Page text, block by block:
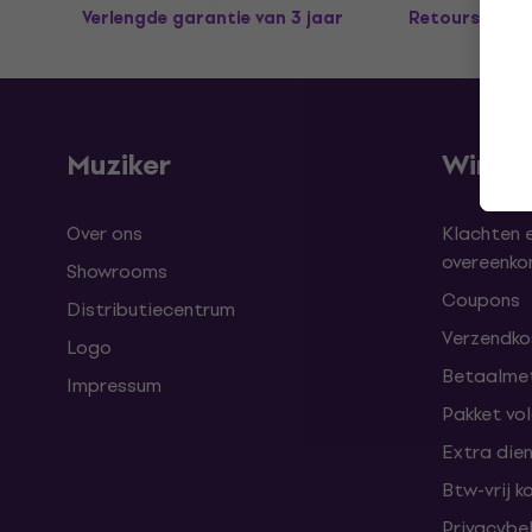
Verlengde garantie van 3 jaar Retours tot
Muziker
Over ons
Showrooms
Distributiecentrum
Logo
Impressum
Klachten
Coupons
Pakket
Extra
Btw-vrij